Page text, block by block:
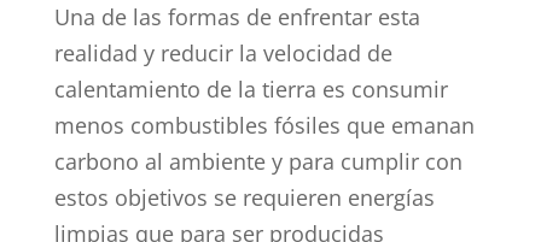
Una de las formas de enfrentar esta
realidad y reducir la velocidad de
calentamiento de la tierra es consumir
menos combustibles fósiles que emanan
carbono al ambiente y para cumplir con
estos objetivos se requieren energías
limpias que para ser producidas